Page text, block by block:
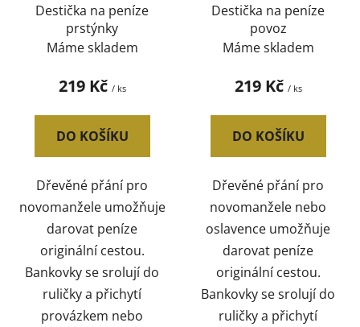
Destička na peníze
prstýnky
Máme skladem
219 Kč / ks
DO KOŠÍKU
Dřevěné přání pro
novomanžele umožňuje
darovat peníze
originální cestou.
Bankovky se srolují do
ruličky a přichytí
provázkem nebo
Destička na peníze
povoz
Máme skladem
219 Kč / ks
DO KOŠÍKU
Dřevěné přání pro
novomanžele nebo
oslavence umožňuje
darovat peníze
originální cestou.
Bankovky se srolují do
ruličky a přichytí